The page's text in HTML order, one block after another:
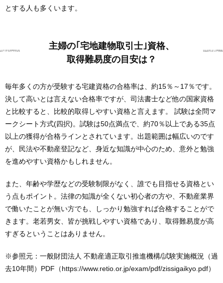
とする人も多くいます。
主婦の｢宅地建物取引士｣資格、
取得難易度の目安は？
毎年多くの方が受験する宅建資格の合格率は、約15％～17％です。
決して高いとは言えない合格率ですが、司法書士など他の国家資格
と比較すると、比較的取得しやすい資格と言えます。 試験は全問マ
ークシート方式(四択)。試験は50点満点で、約70％以上である35点
以上の獲得が合格ラインとされています。出題範囲は幅広いのです
が、民法や不動産登記など、身近な知識が中心のため、意外と勉強
を進めやすい資格かもしれません。
また、年齢や学歴などの受験制限がなく、誰でも目指せる資格とい
う点もポイント。法律の知識が全くない初心者の方や、不動産業界
で働いたことが無い方でも、しっかり勉強すれば合格することがで
きます。老若男女、皆が挑戦しやすい資格であり、取得難易度が高
すぎるということはありません。
※参照元：一般財団法人 不動産適正取引推進機構/試験実施概況（過
去10年間）PDF（https://www.retio.or.jp/exam/pdf/zissigaikyo.pdf）